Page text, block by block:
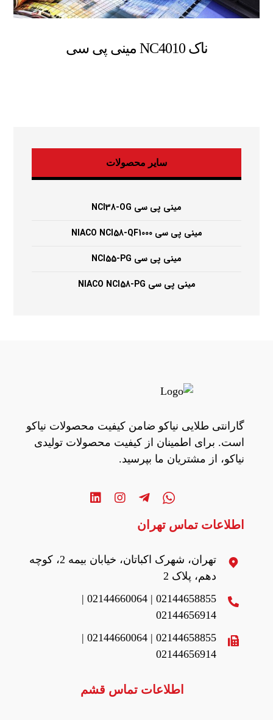
ناک NC4010 مینی پی سی
سایر محصولات
مینی پی سی NCI38-OG
مینی پی سی NIACO NCI58-QF1000
مینی پی سی NCI55-PG
مینی پی سی NIACO NCI58-PG
گارانتی طلایی نیاکو ضامن کیفیت محصولات نیاکو
است. برای اطمینان از کیفیت محصولات تولیدی
نیاکو، از مشتریان ما بپرسید.
اطلاعات تماس تهران
تهران، شهرک اکباتان، خیابان بیمه 2، کوچه
دهم، پلاک 2
02144658855 | 02144660064 |
02144656914
02144658855 | 02144660064 |
02144656914
اطلاعات تماس قشم